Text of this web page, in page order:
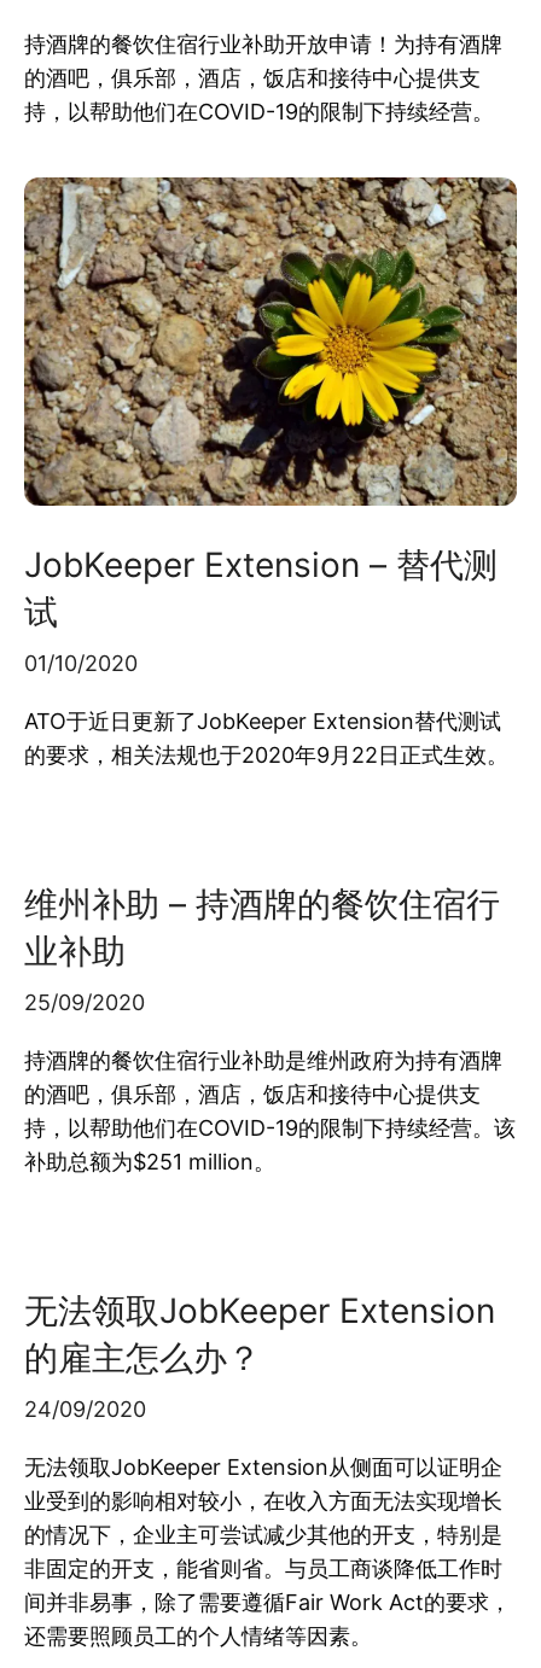
持酒牌的餐饮住宿行业补助开放申请！为持有酒牌
的酒吧，俱乐部，酒店，饭店和接待中心提供支
持，以帮助他们在COVID-19的限制下持续经营。
JobKeeper Extension – 替代测
试
01/10/2020
ATO于近日更新了JobKeeper Extension替代测试
的要求，相关法规也于2020年9月22日正式生效。
维州补助 – 持酒牌的餐饮住宿行
业补助
25/09/2020
持酒牌的餐饮住宿行业补助是维州政府为持有酒牌
的酒吧，俱乐部，酒店，饭店和接待中心提供支
持，以帮助他们在COVID-19的限制下持续经营。该
补助总额为$251 million。
无法领取JobKeeper Extension
的雇主怎么办？
24/09/2020
无法领取JobKeeper Extension从侧面可以证明企
业受到的影响相对较小，在收入方面无法实现增长
的情况下，企业主可尝试减少其他的开支，特别是
非固定的开支，能省则省。与员工商谈降低工作时
间并非易事，除了需要遵循Fair Work Act的要求，
还需要照顾员工的个人情绪等因素。